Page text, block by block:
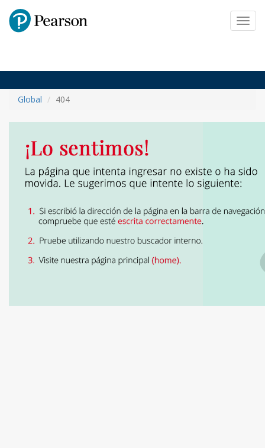
Pearson
Global 404